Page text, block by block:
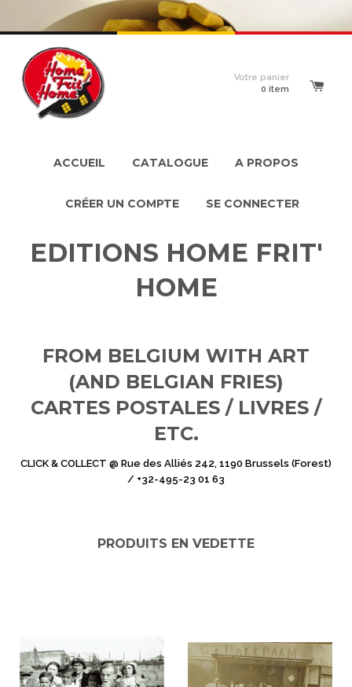
Votre panier
0 item
ACCUEIL CATALOGUE A PROPOS
CRÉER UN COMPTE SE CONNECTER
EDITIONS HOME FRIT'
HOME
FROM BELGIUM WITH ART
(AND BELGIAN FRIES)
CARTES POSTALES / LIVRES /
ETC.
CLICK & COLLECT @ Rue des Alliés 242, 1190 Brussels (Forest)
/ +32-495-23 01 63
PRODUITS EN VEDETTE